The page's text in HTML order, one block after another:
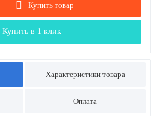
Купить товар
Купить в 1 клик
Характеристики товара
Оплата